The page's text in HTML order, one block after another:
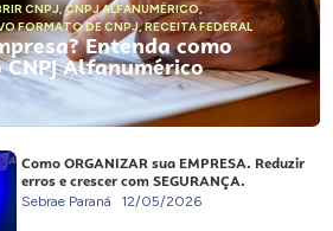
CNPJ,CNPJ ALFANUMÉRICO,
FORMATO DE CNPJ,RECEITA FEDERAL
Entenda como
Alfanumérico
Como ORGANIZAR sua EMPRESA. Reduzir
erros e crescer com SEGURANÇA.
Sebrae Paraná 12/05/2026